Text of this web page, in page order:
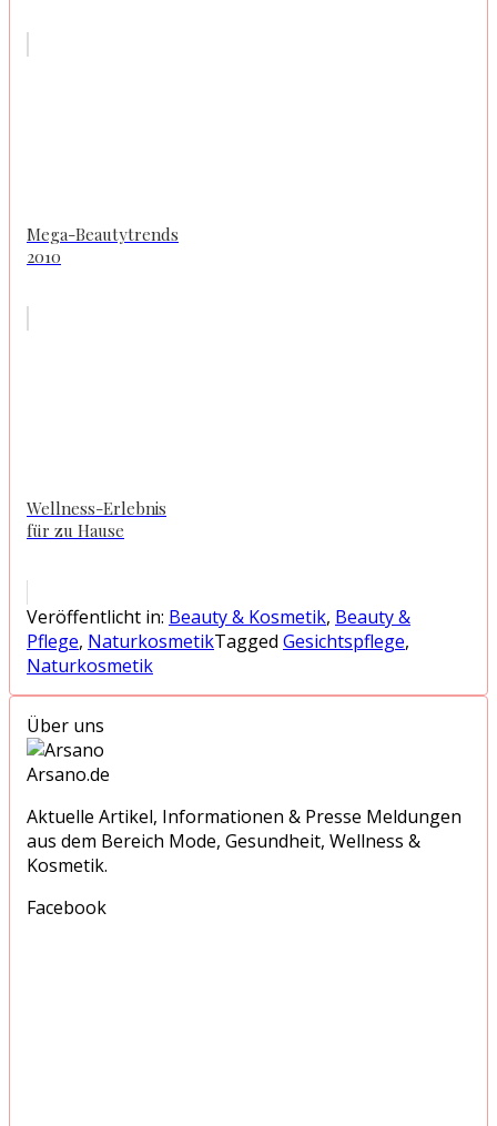
Mega-Beautytrends
2010
Wellness-Erlebnis
für zu Hause
Veröffentlicht in: Beauty & Kosmetik, Beauty &
Pflege, NaturkosmetikTagged Gesichtspflege,
Naturkosmetik
Über uns
Arsano.de
Aktuelle Artikel, Informationen & Presse Meldungen
aus dem Bereich Mode, Gesundheit, Wellness &
Kosmetik.
Facebook